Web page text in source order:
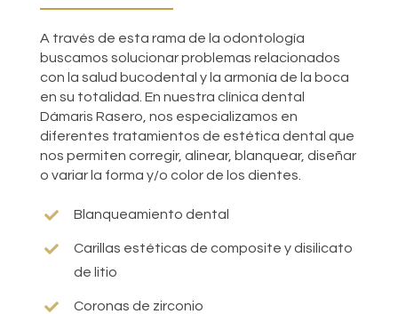
A través de esta rama de la odontología
buscamos solucionar problemas relacionados
con la salud bucodental y la armonía de la boca
en su totalidad. En nuestra clínica dental
Dámaris Rasero, nos especializamos en
diferentes tratamientos de estética dental que
nos permiten corregir, alinear, blanquear, diseñar
o variar la forma y/o color de los dientes.
Blanqueamiento dental
Carillas estéticas de composite y disilicato
de litio
Coronas de zirconio